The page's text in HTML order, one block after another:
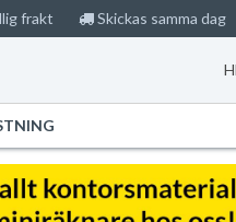
frakt Skickas samma dag